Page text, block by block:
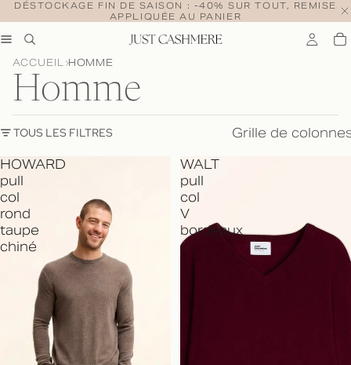
DÉSTOCKAGE FIN DE SAISON : -40% SUR TOUT, REMISE
APPLIQUÉE AU PANIER
ACCUEIL HOMME
Homme
TOUS LES FILTRES
Grille de
HOWARD
pull
col
rond
taupe
chiné
WALT
pull
col
V
bordeaux